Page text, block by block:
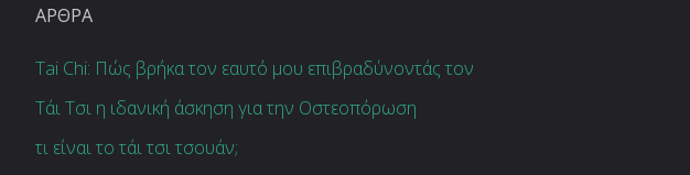
ΆΡΘΡΑ
Tai Chi: Πώς βρήκα τον εαυτό μου επιβραδύνοντάς τον
Τάι Τσι η ιδανική άσκηση για την Οστεοπόρωση
τι είναι το τάι τσι τσουάν;